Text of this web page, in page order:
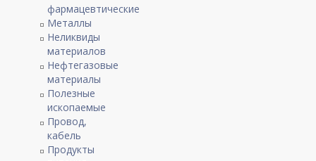
фармацевтические
Металлы
Неликвиды
материалов
Нефтегазовые
материалы
Полезные
ископаемые
Провод,
кабель
Продукты